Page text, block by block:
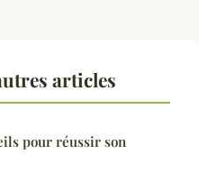
articles
pour réussir son